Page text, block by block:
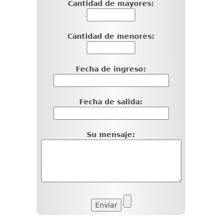
Cantidad de mayores:
Cantidad de menores:
Fecha de ingreso:
Fecha de salida:
Su mensaje: